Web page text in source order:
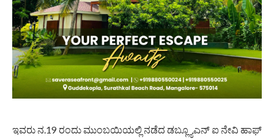
ಇವರು ನ.19 ರಂದು ಮುಂಬಯಿಯಲ್ಲಿ ನಡೆದ ಡಬ್ಲ್ಯೂಎನ್ ಐ ನೇವಿ ಹಾಫ್